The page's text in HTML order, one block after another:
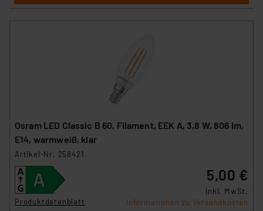
Osram LED Classic B 60, Filament, EEK A, 3,8 W, 806 lm,
E14, warmweiß, klar
Artikel-Nr. 258421
Produktdatenblatt
5,00 €
inkl. MwSt.
Informationen zu Versandkosten